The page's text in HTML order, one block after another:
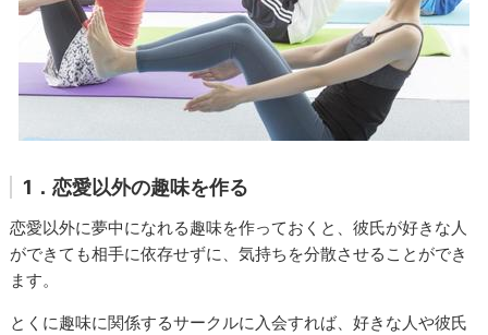
1．恋愛以外の趣味を作る
恋愛以外に夢中になれる趣味を作っておくと、彼氏が好きな人
ができても相手に依存せずに、気持ちを分散させることができ
ます。
とくに趣味に関係するサークルに入会すれば、好きな人や彼氏